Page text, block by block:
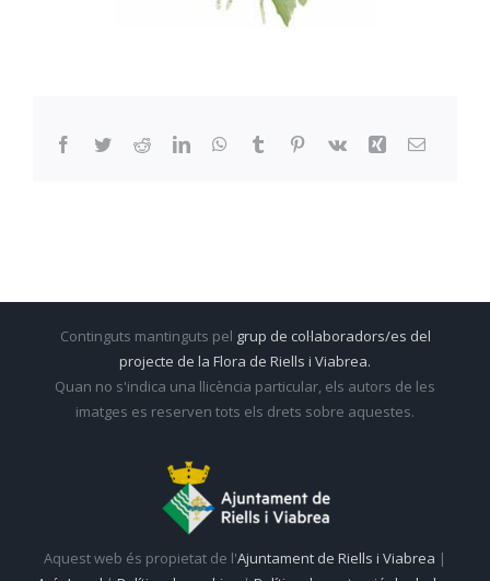
Facebook
TwitterRedditLinkedInWhatsApp
Tumblr Pinterest
Vk Xing Email:
Continguts mantinguts pel grup de col·laboradors/es del
projecte de la Flora de Riells i Viabrea.
Quan no s'indica una llicència particular, els autors de les
imatges es reserven tots els drets sobre aquestes.
Aquest web és propietat de l'Ajuntament de Riells i Viabrea |